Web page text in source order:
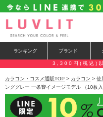
ランキング ブランド
3,300円(税込)以
カラコン・コスメ通販TOP > カラコン > 使
ンググレー 一条響イメージモデル （10枚入